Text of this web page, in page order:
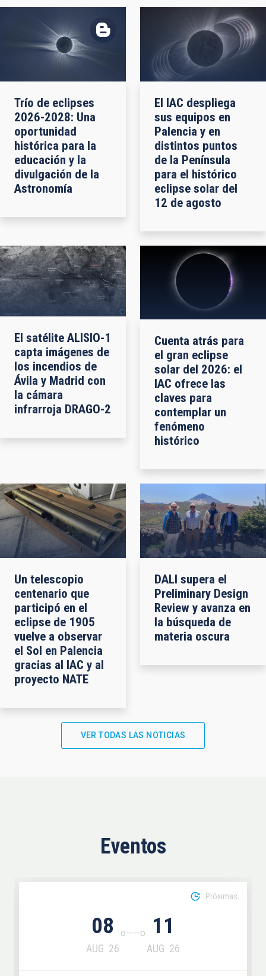
Trío de eclipses
2026-2028: Una
oportunidad
histórica para la
educación y la
divulgación de la
Astronomía
El IAC despliega
sus equipos en
Palencia y en
distintos puntos
de la Península
para el histórico
eclipse solar del
12 de agosto
El satélite ALISIO-1
capta imágenes de
los incendios de
Ávila y Madrid con
la cámara
infrarroja DRAGO-2
Cuenta atrás para
el gran eclipse
solar del 2026: el
IAC ofrece las
claves para
contemplar un
fenómeno
histórico
Un telescopio
centenario que
participó en el
eclipse de 1905
vuelve a observar
el Sol en Palencia
gracias al IAC y al
proyecto NATE
DALI supera el
Preliminary Design
Review y avanza en
la búsqueda de
materia oscura
VER TODAS LAS NOTICIAS
Eventos
08
AUG 26
11
AUG 26
Próximas